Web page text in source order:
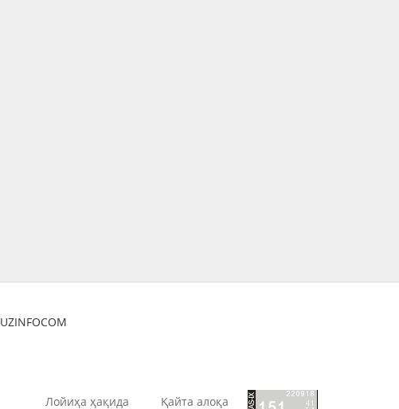
Лойиҳа ҳақида Қайта алоқа